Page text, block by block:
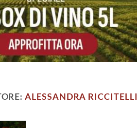
ALESSANDRA RICCITELLI